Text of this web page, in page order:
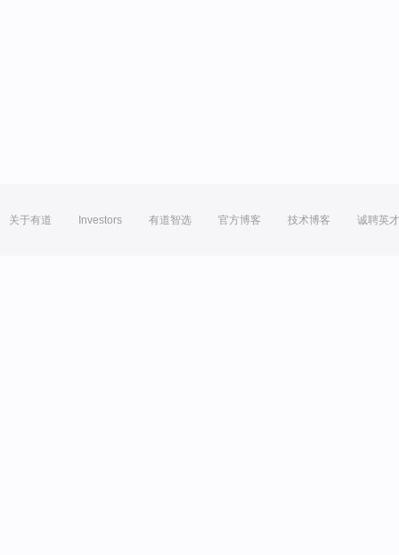
关于有道 Investors 有道智选 官方博客 技术博客 诚聘英才